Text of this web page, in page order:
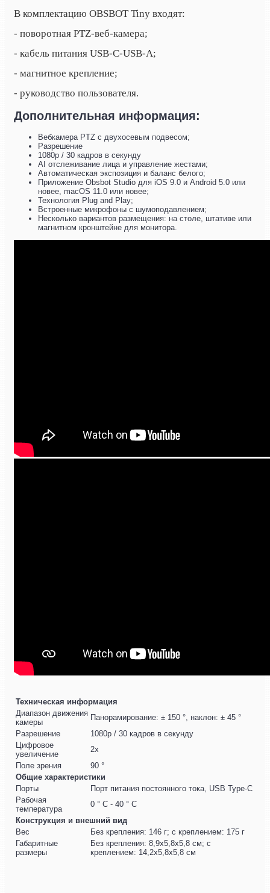
В комплектацию OBSBOT Tiny входят:
- поворотная PTZ-веб-камера;
- кабель питания USB-C-USB-A;
- магнитное крепление;
- руководство пользователя.
Дополнительная информация:
Вебкамера PTZ с двухосевым подвесом;
Разрешение
1080p / 30 кадров в секунду
AI отслеживание лица и управление жестами;
Автоматическая экспозиция и баланс белого;
Приложение Obsbot Studio для iOS 9.0 и Android 5.0 или
новее, macOS 11.0 или новее;
Технология Plug and Play;
Встроенные микрофоны с шумоподавлением;
Несколько вариантов размещения: на столе, штативе или
магнитном кронштейне для монитора.
Техническая информация
Диапазон движения
камеры
Панорамирование: ± 150 °, наклон: ± 45 °
Разрешение
1080p / 30 кадров в секунду
Цифровое
увеличение
2x
Поле зрения
90 °
Общие характеристики
Порты
Порт питания постоянного тока, USB Type-C
Рабочая
температура
0 ° C - 40 ° C
Конструкция и внешний вид
Вес
Без крепления: 146 г; с креплением: 175 г
Габаритные
размеры
Без крепления: 8,9x5,8x5,8 см; с
креплением: 14,2x5,8x5,8 см